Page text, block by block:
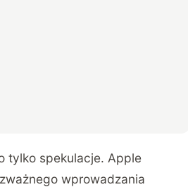
tylko spekulacje. Apple
wprowadzania